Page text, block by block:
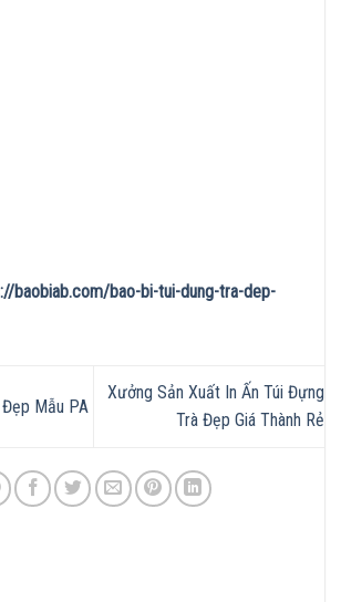
baobiab.com/bao-bi-tui-dung-tra-dep-
Mẫu PA
Xưởng Sản Xuất In Ấn Túi Đựng
Trà Đẹp Giá Thành Rẻ